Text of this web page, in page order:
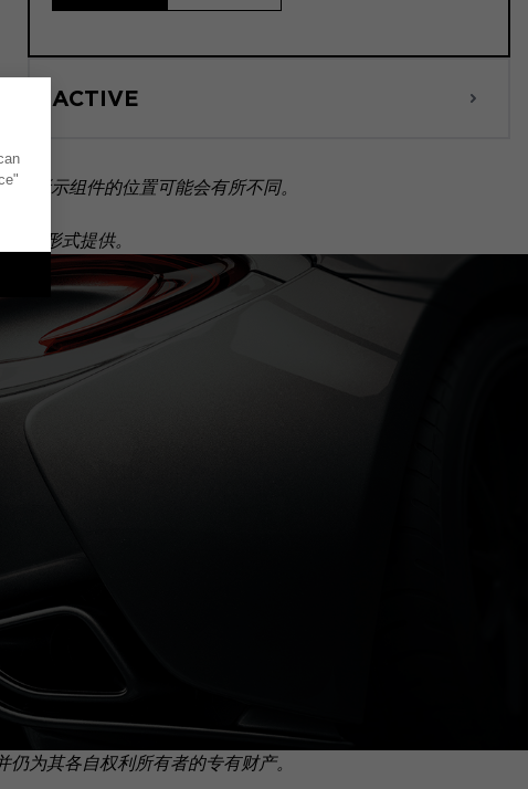
ACTIVE
所示组件的位置可能会有所不同。
装形式提供。
为其各自权利所有者的专有财产。